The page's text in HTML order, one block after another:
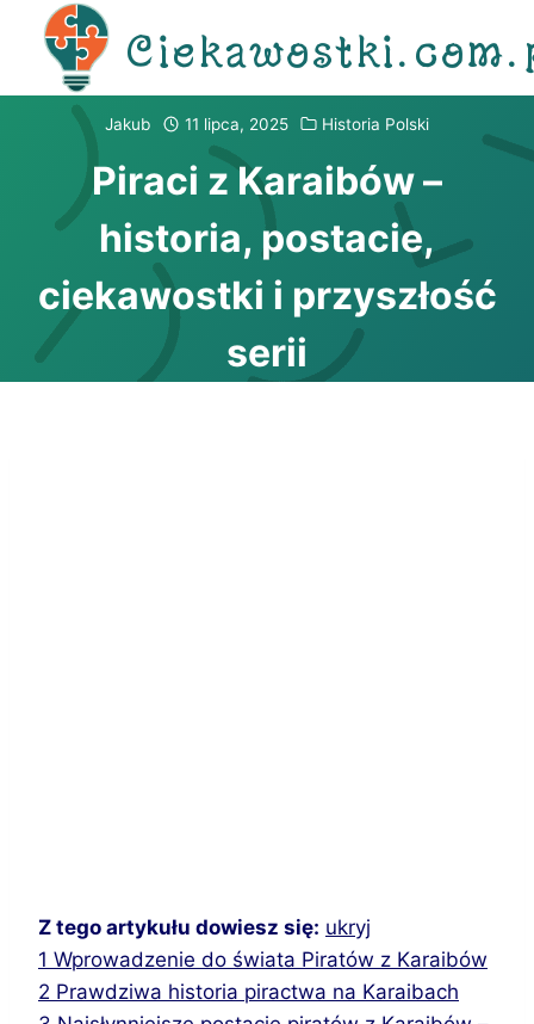
Przejdź
Jakub 11 lipca, 2025 Historia Polski
Piraci z Karaibów –
historia, postacie,
ciekawostki i przyszłość
serii
Z tego artykułu dowiesz się: ukryj
1 Wprowadzenie do świata Piratów z Karaibów
2 Prawdziwa historia piractwa na Karaibach